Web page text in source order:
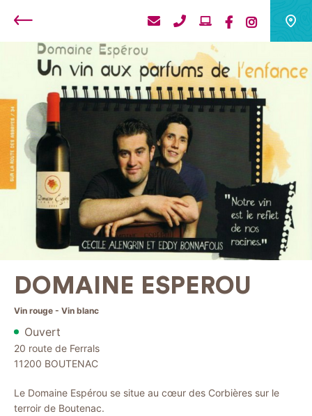
Retour
DOMAINE ESPEROU
Vin rouge - Vin blanc
Ouvert
20 route de Ferrals
11200 BOUTENAC
Le Domaine Espérou se situe au cœur des Corbières sur le
terroir de Boutenac.